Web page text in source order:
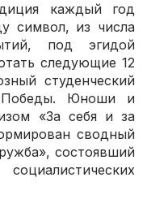
каждый год
символ, из числа
под эгидой
следующие 12
студенческий
Победы. Юноши и
«За себя и за
сводный
состоявший